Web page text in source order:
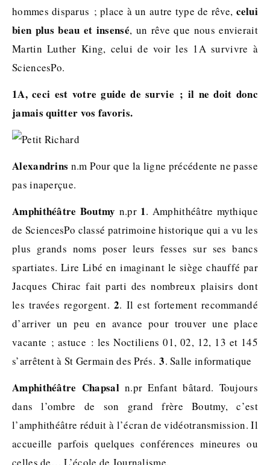
hommes disparus ; place à un autre type de rêve, celui
bien plus beau et insensé, un rêve que nous envierait
Martin Luther King, celui de voir les 1A survivre à
SciencesPo.
1A, ceci est votre guide de survie ; il ne doit donc
jamais quitter vos favoris.
Alexandrins n.m Pour que la ligne précédente ne passe
pas inaperçue.
Amphithéâtre Boutmy n.pr 1. Amphithéâtre mythique
de SciencesPo classé patrimoine historique qui a vu les
plus grands noms poser leurs fesses sur ses bancs
spartiates. Lire Libé en imaginant le siège chauffé par
Jacques Chirac fait parti des nombreux plaisirs dont
les travées regorgent.2. Il est fortement recommandé
d’arriver un peu en avance pour trouver une place
vacante ; astuce : les Noctiliens 01, 02, 12, 13 et 145
s’arrêtent à St Germain des Prés.3. Salle informatique
Amphithéâtre Chapsaln.pr Enfant bâtard. Toujours
dans l’ombre de son grand frère Boutmy, c’est
l’amphithéâtre réduit à l’écran de vidéotransmission. Il
accueille parfois quelques conférences mineures ou